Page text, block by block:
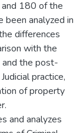
180 of the
been analyzed in
differences
with the
and the post-
practice,
of property
and analyzes